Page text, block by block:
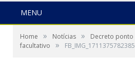
MENU
Home » Notícias »
Decreto ponto
facultativo
» FB_IMG_1711375782385